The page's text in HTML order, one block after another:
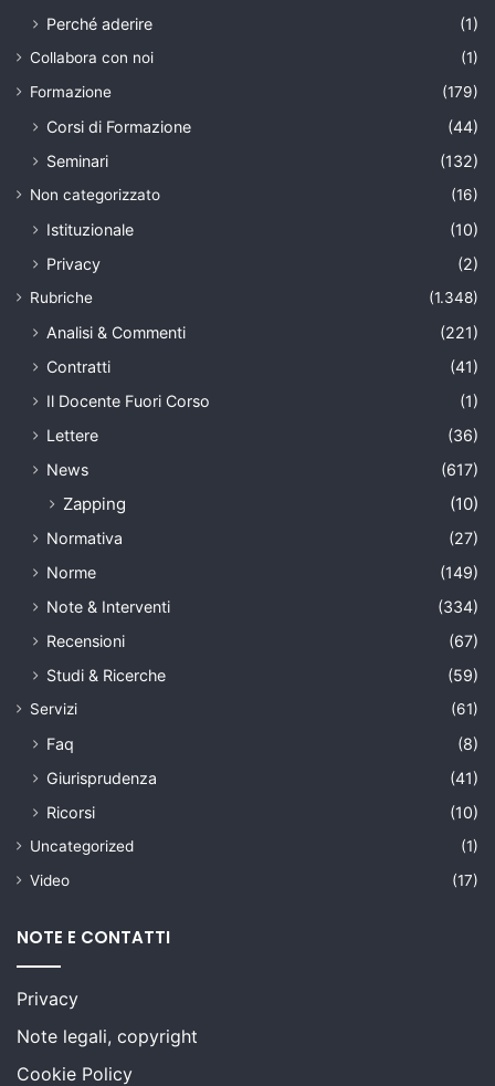
Perché aderire
(1)
Collabora con noi
(1)
Formazione
(179)
Corsi di Formazione
(44)
Seminari
(132)
Non categorizzato (16)
Istituzionale
(10)
Privacy
(2)
Rubriche (1.348)
Analisi & Commenti
(221)
Contratti
(41)
Il Docente Fuori Corso
(1)
Lettere
(36)
News
(617)
Zapping (10)
Normativa
(27)
Norme
(149)
Note & Interventi
(334)
Recensioni
(67)
Studi & Ricerche
(59)
Servizi (61)
Faq
(8)
Giurisprudenza
(41)
Ricorsi
(10)
Uncategorized
(1)
Video
(17)
NOTE E CONTATTI
Privacy
Note legali, copyright
Cookie Policy